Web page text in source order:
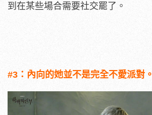
到在某些場合需要社交罷了。
#3：內向的她並不是完全不愛派對。